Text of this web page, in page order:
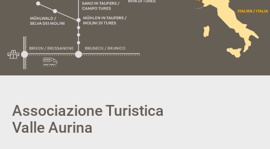
Associazione Turistica
Valle Aurina